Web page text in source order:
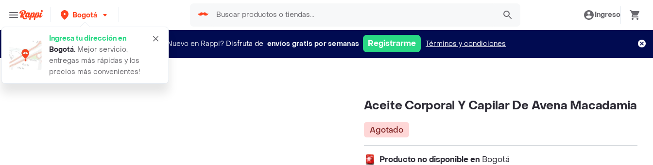
Bogotá
Ingresa tu dirección en
Bogotá. Mejor servicio,
entregas más rápidas y los
precios más convenientes!
Ingreso
¿Nuevo en Rappi? Disfruta de envíos gratis por semanas Registrarme Términos y condiciones
aceite corporal y capilar de avena
Aceite Corporal Y Capilar De Avena Macadamia
Agotado
Producto no disponible en Bogotá